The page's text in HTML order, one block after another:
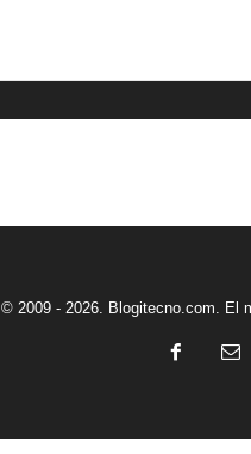
© 2009 - 2026. Blogitecno.com. El